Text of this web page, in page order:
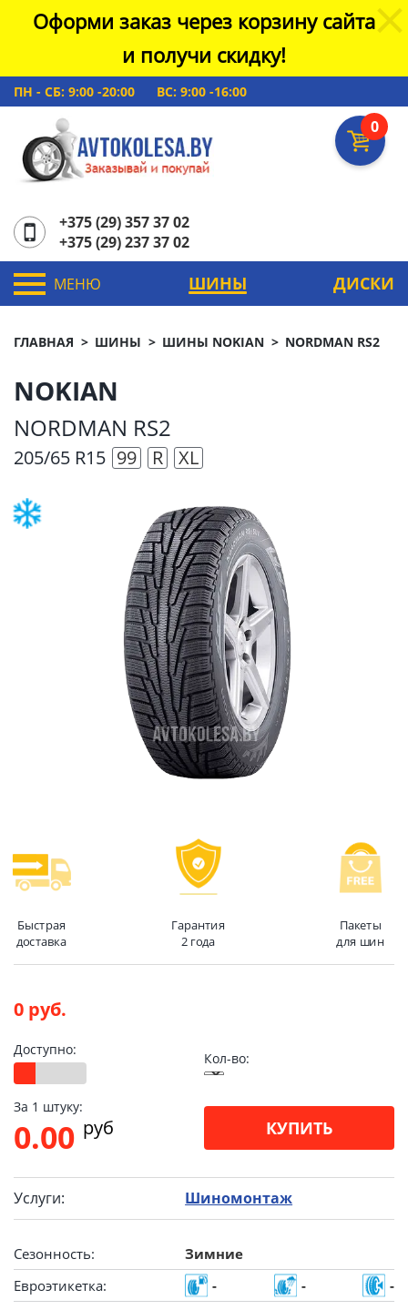
Оформи заказ через корзину сайта
и получи скидку!
ПН - СБ: 9:00 -20:00 ВС: 9:00 -16:00
0
+375 (29) 357 37 02
+375 (29) 237 37 02
МЕНЮ ШИНЫ ДИСКИ
ГЛАВНАЯ ШИНЫ ШИНЫ NOKIAN NORDMAN RS2
NOKIAN
NORDMAN RS2
205/65 R15 99 R XL
Быстрая
доставка
Гарантия
2 года
Пакеты
для шин
0 руб.
Доступно:
Кол-во:
За 1 штуку:
0.00 pуб КУПИТЬ
Услуги: Шиномонтаж
Сезонность:
Зимние
Евроэтикетка:
- -
-